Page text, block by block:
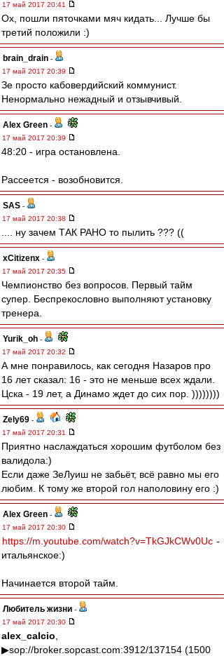
17 май 2017 20:41
Ох, пошли пяточками мяч кидать... Лучше бы
третий положили :)
brain_drain -
17 май 2017 20:39
Зе просто кабовердийский коммунист.
Ненормально нежадный и отзывчивый.
Alex Green -
17 май 2017 20:39
48:20 - игра остановлена.
Рассеется - возобновится.
SAS -
17 май 2017 20:38
.... ну зачем ТАК РАНО то пылить ??? ((
xCitizenx -
17 май 2017 20:35
Чемпионство без вопросов. Первый тайм
супер. Беспрекословно выполняют установку
тренера.
Yurik_oh -
17 май 2017 20:32
А мне понравилось, как сегодня Назаров про
16 лет сказал: 16 - это не меньше всех ждали.
Цска - 19 лет, а Динамо ждет до сих пор. ))))))))
Zely69 -
17 май 2017 20:31
Приятно наслаждаться хорошим футболом без
валидола:)
Если даже ЗеЛуиш не забьёт, всё равно мы его
любим. К тому же второй гол наполовину его :)
Alex Green -
17 май 2017 20:30
https://m.youtube.com/watch?v=TkGJkCWv0Uc -
итальянское:)
Начинается второй тайм.
Любитель жизни -
17 май 2017 20:30
alex_calcio
▶sop://broker.sopcast.com:3912/137154 (1500